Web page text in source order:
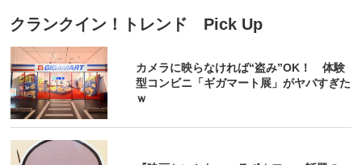
クランクイン！トレンド Pick Up
カメラに映らなければ“盗み”OK！ 体験
型コンビニ「ギガマート展」がヤバすぎた
ｗ